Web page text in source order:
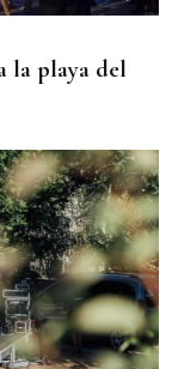
la playa del